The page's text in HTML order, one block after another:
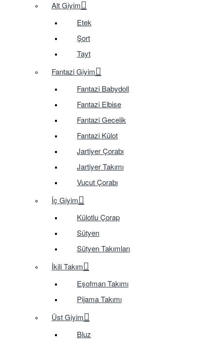
Alt Giyim
Etek
Şort
Tayt
Fantazi Giyim
Fantazi Babydoll
Fantazi Elbise
Fantazi Gecelik
Fantazi Külot
Jartiyer Çorabı
Jartiyer Takımı
Vucut Çorabı
İç Giyim
Külotlu Çorap
Sütyen
Sütyen Takımları
İkili Takım
Eşofman Takımı
Pijama Takımı
Üst Giyim
Bluz